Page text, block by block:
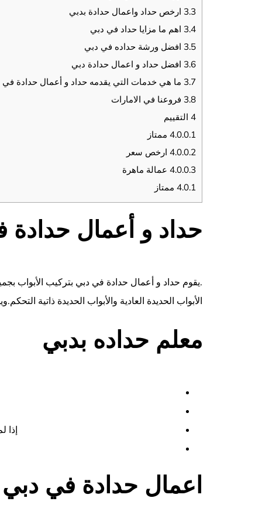
3.3 ارخص حداد واعمال حدادة بدبي
3.4 اهم ما مزايا حداد في دبي
3.5 افضل ورشة حداده في دبي
3.6 افضل حداد و اعمال حدادة دبي
3.7 ما هي خدمات التي يقدمه حداد و أعمال حدادة
3.8 فروعنا في الامارات
4 التقييم
4.0.0.1 ممتاز
4.0.0.2 ارخص سعر
4.0.0.3 عمالة ماهرة
4.0.1 ممتاز
حداد و أعمال
.يقوم حداد و أعمال حدادة في دبي بتركيب الأبواب
الأبواب الحديدة العادية والأبواب الحديدة ذاتية
معلم حداده بدبي
إذا
اعمال حدادة في دبي